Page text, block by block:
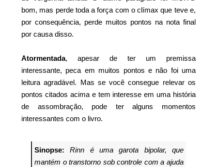
bom, mas perde toda a força com o clímax que teve e,
por consequência, perde muitos pontos na nota final
por causa disso.
Atormentada, apesar de ter um premissa
interessante, peca em muitos pontos e não foi uma
leitura agradável. Mas se você consegue relevar os
pontos citados acima e tem interesse em uma história
de assombração, pode ter alguns momentos
interessantes com o livro.
Sinopse:Rinn é uma garota bipolar, que
mantém o transtorno sob controle com a ajuda